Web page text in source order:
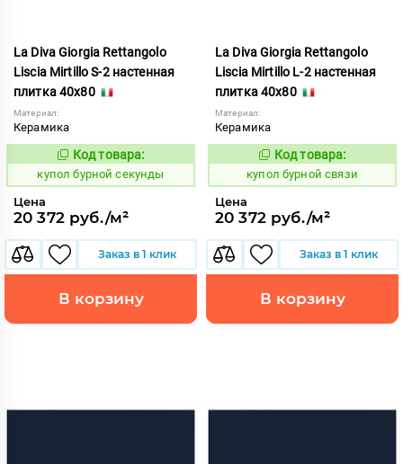
La Diva Giorgia Rettangolo
Liscia Mirtillo S-2 настенная
плитка 40x80
Материал:
Керамика
844712
Код товара:
купол бурной секунды
Цена
20 372 руб./м²
Заказ в 1 клик
В корзину
La Diva Giorgia Rettangolo
Liscia Mirtillo L-2 настенная
плитка 40x80
Материал:
Керамика
844711
Код товара:
купол бурной связи
Цена
20 372 руб./м²
Заказ в 1 клик
В корзину